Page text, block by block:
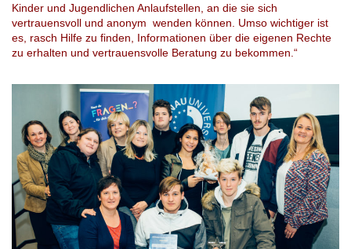
Kinder und Jugendlichen Anlaufstellen, an die sie sich
vertrauensvoll und anonym wenden können. Umso wichtiger ist
es, rasch Hilfe zu finden, Informationen über die eigenen Rechte
zu erhalten und vertrauensvolle Beratung zu bekommen.“